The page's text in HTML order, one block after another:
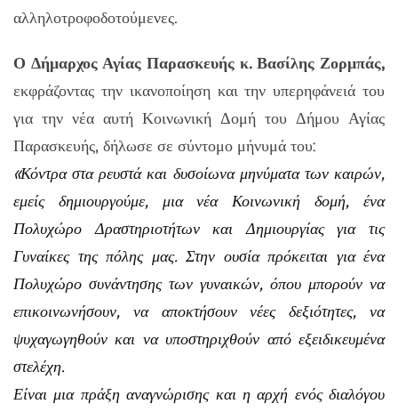
αλληλοτροφοδοτούμενες.
Ο Δήμαρχος Αγίας Παρασκευής κ. Βασίλης Ζορμπάς,
εκφράζοντας την ικανοποίηση και την υπερηφάνειά του
για την νέα αυτή Κοινωνική Δομή του Δήμου Αγίας
Παρασκευής, δήλωσε σε σύντομο μήνυμά του:
«Κόντρα στα ρευστά και δυσοίωνα μηνύματα των καιρών,
εμείς δημιουργούμε, μια νέα Κοινωνική δομή, ένα
Πολυχώρο Δραστηριοτήτων και Δημιουργίας για τις
Γυναίκες της πόλης μας. Στην ουσία πρόκειται για ένα
Πολυχώρο συνάντησης των γυναικών, όπου μπορούν να
επικοινωνήσουν, να αποκτήσουν νέες δεξιότητες, να
ψυχαγωγηθούν και να υποστηριχθούν από εξειδικευμένα
στελέχη.
Είναι μια πράξη αναγνώρισης και η αρχή ενός διαλόγου